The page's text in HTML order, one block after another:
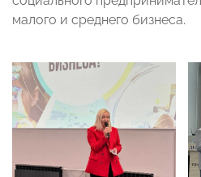
малого и среднего бизнеса.